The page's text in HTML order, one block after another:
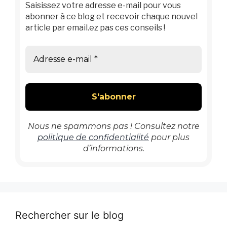
Saisissez votre adresse e-mail pour vous
abonner à ce blog et recevoir chaque nouvel
article par email.ez pas ces conseils !
Nous ne spammons pas ! Consultez notre
politique de confidentialité pour plus
d’informations.
Rechercher sur le blog